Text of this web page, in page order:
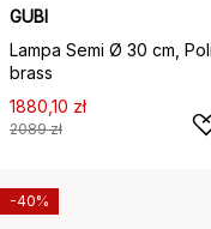
GUBI
Lampa Semi Ø 30 cm,
brass
1880,10 zł
2089 zł
-40%